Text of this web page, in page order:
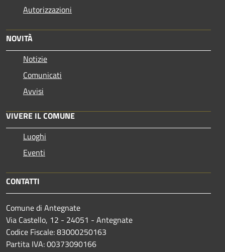
Autorizzazioni
NOVITÀ
Notizie
Comunicati
Avvisi
VIVERE IL COMUNE
Luoghi
Eventi
CONTATTI
Comune di Antegnate
Via Castello, 12 - 24051 - Antegnate
Codice Fiscale: 83000250163
Partita IVA: 00373090166